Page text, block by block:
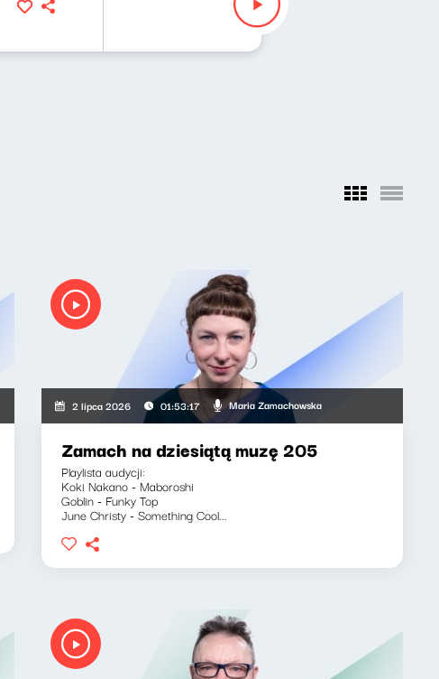
2 lipca 2026 01:53:17 Maria Zamachowska
Zamach na dziesiątą muzę 205
Playlista audycji:
Koki Nakano - Maboroshi
Goblin - Funky Top
June Christy - Something Cool...